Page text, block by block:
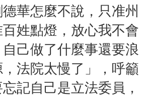
華怎麼不說，只准州
姓點燈，放心我不會
己做了什麼事還要浪
法院太慢了」，呼籲
記自己是立法委員，